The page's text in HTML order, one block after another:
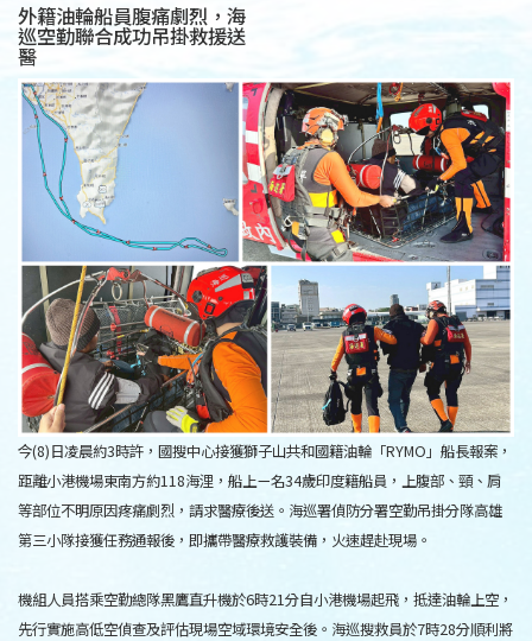
外籍油輪船員腹痛劇烈，海
巡空勤聯合成功吊掛救援送
醫
今(8)日凌晨約3時許，國搜中心接獲獅子山共和國籍油輪「RYMO」船長報案，
距離小港機場東南方約118海浬，船上ㄧ名34歲印度籍船員，上腹部、頸、肩
等部位不明原因疼痛劇烈，請求醫療後送。海巡署偵防分署空勤吊掛分隊高雄
第三小隊接獲任務通報後，即攜帶醫療救護裝備，火速趕赴現場。
機組人員搭乘空勤總隊黑鷹直升機於6時21分自小港機場起飛，抵達油輪上空，
先行實施高低空偵查及評估現場空域環境安全後。海巡搜救員於7時28分順利將